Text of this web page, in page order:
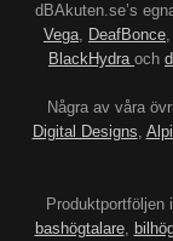
dBAkuten.se’s
Vega, DeafBonce,
BlackHydra och
Några av våra
Digital Designs,
Produktportföljen
bashögtalare,